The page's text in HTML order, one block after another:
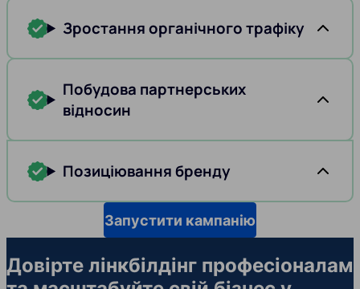
Зростання органічного трафіку
Побудова партнерських
відносин
Позиціювання бренду
Запустити кампанію
Довірте лінкбілдінг професіоналам